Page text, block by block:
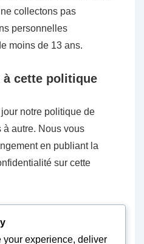
collectons pas
personnelles
moins de 13 ans.
à cette politique
notre politique de
autre. Nous vous
en publiant la
sur cette
experience, deliver